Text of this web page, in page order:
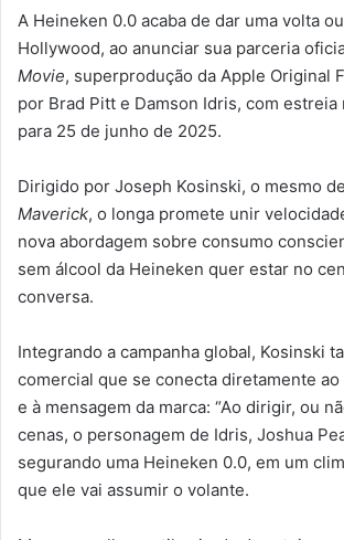
A Heineken 0.0 acaba de dar uma volta
Hollywood, ao anunciar sua parceria
Movie, superprodução da Apple Original
por Brad Pitt e Damson Idris, com estreia
para 25 de junho de 2025.
Dirigido por Joseph Kosinski, o mesmo de
Maverick, o longa promete unir
nova abordagem sobre consumo
sem álcool da Heineken quer estar no
conversa.
Integrando a campanha global, Kosinski
comercial que se conecta diretamente
e à mensagem da marca: “Ao dirigir, ou
cenas, o personagem de Idris, Joshua
segurando uma Heineken 0.0, em um
que ele vai assumir o volante.